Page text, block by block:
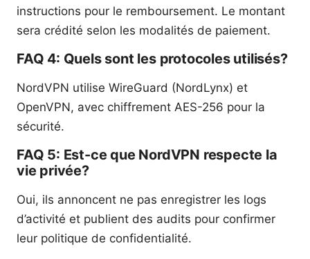
instructions pour le remboursement. Le montant
sera crédité selon les modalités de paiement.
FAQ 4: Quels sont les protocoles utilisés?
NordVPN utilise WireGuard (NordLynx) et
OpenVPN, avec chiffrement AES-256 pour la
sécurité.
FAQ 5: Est-ce que NordVPN respecte la
vie privée?
Oui, ils annoncent ne pas enregistrer les logs
d’activité et publient des audits pour confirmer
leur politique de confidentialité.